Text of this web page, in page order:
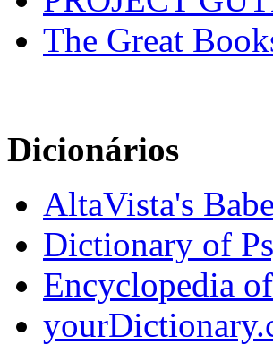
The Great
Dicionários
AltaVista's
Dictionary of
Encyclopedia